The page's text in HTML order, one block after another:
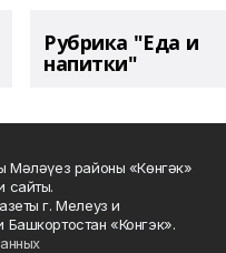
Рубрика "Еда и
напитки"
Мәләүез районы «Көнгәк»
сайты.
г. Мелеуз и
«Конгэк».